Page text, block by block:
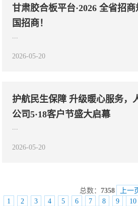
甘肃胶合板平台·2026 全省招
国招商！
...
2026-05-20
护航民生保障 升级暖心服务，
公司5·18客户节盛大启幕
...
2026-05-20
总数： 7358
上一
1
2 3 4 5 6 7 8 9 10